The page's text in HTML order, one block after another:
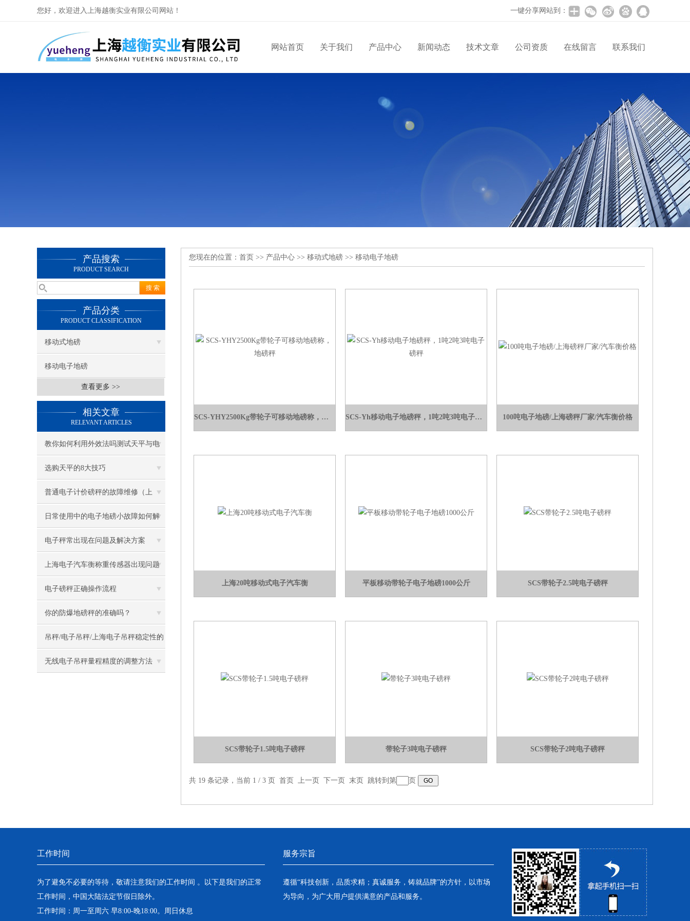
您好，欢迎进入上海越衡实业有限公司网站！ 一键分享网站到：
网站首页 关于我们 产品中心 新闻动态 技术文章 公司资质 在线留言 联系我们
产品搜索
PRODUCT SEARCH
产品分类
PRODUCT CLASSIFICATION
移动式地磅
移动电子地磅
查看更多 >>
相关文章
RELEVANT ARTICLES
教你如何利用外效法吗测试天平与电
子秤
选购天平的8大技巧
普通电子计价磅秤的故障维修（上
文）
日常使用中的电子地磅小故障如何解
决
电子秤常出现在问题及解决方案
上海电子汽车衡称重传感器出现问题
怎么办
电子磅秤正确操作流程
你的防爆地磅秤的准确吗？
吊秤/电子吊秤/上海电子吊秤稳定性的
选择
无线电子吊秤量程精度的调整方法
您现在的位置： 首页 >> 产品中心 >> 移动式地磅 >> 移动电子地磅
SCS-YHY2500Kg带轮子可移动地磅称，地磅秤 SCS-Yh移动电子地磅秤，1吨2吨3吨电子磅秤 100吨电子地磅/上海磅秤厂家/汽车衡价格
上海20吨移动式电子汽车衡 平板移动带轮子电子地磅1000公斤 SCS带轮子2.5吨电子磅秤
SCS带轮子1.5吨电子磅秤 带轮子3吨电子磅秤 SCS带轮子2吨电子磅秤
共 19 条记录，当前 1 / 3 页 首页 上一页 下一页 末页 跳转到第 页
工作时间
为了避免不必要的等待，敬请注意我们的工作时间 。以下是我们的正常
工作时间，中国大陆法定节假日除外。
工作时间：周一至周六 早8:00-晚18:00。周日休息
服务宗旨
遵循“科技创新，品质求精；真诚服务，铸就品牌”的方针，以市场
为导向，为广大用户提供满意的产品和服务。